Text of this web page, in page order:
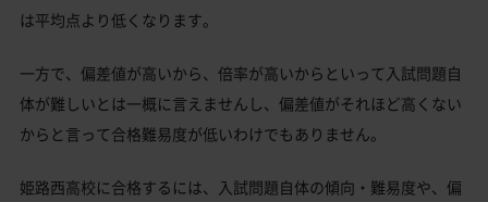
は平均点より低くなります。
一方で、偏差値が高いから、倍率が高いからといって入試問題自
体が難しいとは一概に言えませんし、偏差値がそれほど高くない
からと言って合格難易度が低いわけでもありません。
姫路西高校に合格するには、入試問題自体の傾向・難易度や、偏